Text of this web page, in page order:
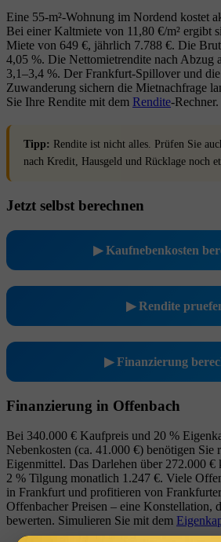
Eine 55-m²-Wohnung im Nordend kostet
Bei einer Kaltmiete von 11,80 €/m² ergibt
Miete von 649 €, jährlich 7.788 €. Die
4,05 %. Die Nettomietrendite nach Abzug
3,1–3,4 %. Der Frankfurt-Spillover und
Zuwanderung sichern die Mietnachfrage
Sie Ihre Rendite mit dem Rendite-Rechner.
Tipp: Rendite ist nicht alles. Prüfen Sie
nach Kredit, Hausgeld und Rücklage noch
Jetzt selbst berechnen
▶ Kaufnebenkosten
▶ Rendite
▶ Finanzierung
Finanzierung in Offenbach
Bei 340.000 € Kaufpreis und 20 %
Nebenkosten (ca. 41.000 €) benötigen Sie
Eigenmittel. Das Darlehen über 272.000 €
2 % Tilgung monatlich 1.247 €. Viele
in Frankfurt und profitieren von
Offenbacher Preisen – eine Konstellation,
bewerten. Simulieren Sie mit dem